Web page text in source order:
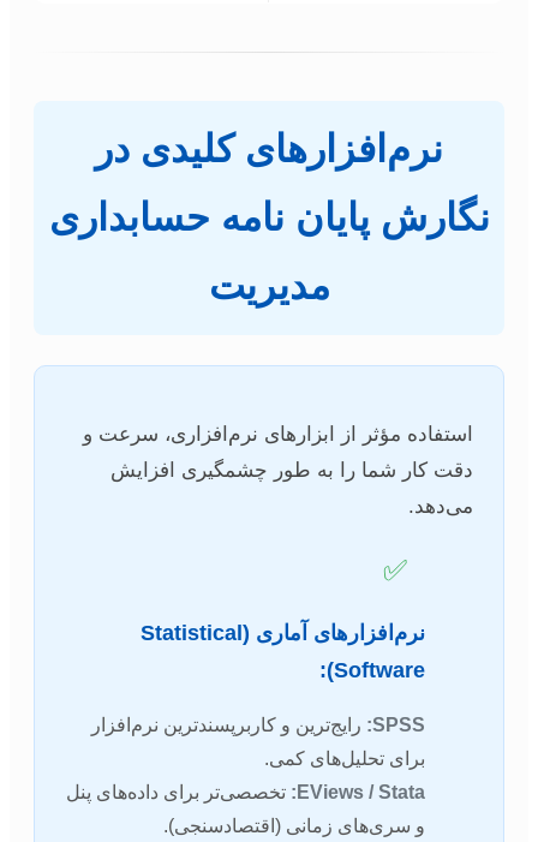
نرم‌افزارهای کلیدی در
نگارش پایان نامه حسابداری
مدیریت
استفاده مؤثر از ابزارهای نرم‌افزاری، سرعت و
دقت کار شما را به طور چشمگیری افزایش
می‌دهد.
✅
نرم‌افزارهای آماری (Statistical
Software):
SPSS: رایج‌ترین و کاربرپسندترین نرم‌افزار
برای تحلیل‌های کمی.
EViews / Stata:
تخصصی‌تر برای داده‌های پنل
و سری‌های زمانی (اقتصادسنجی).